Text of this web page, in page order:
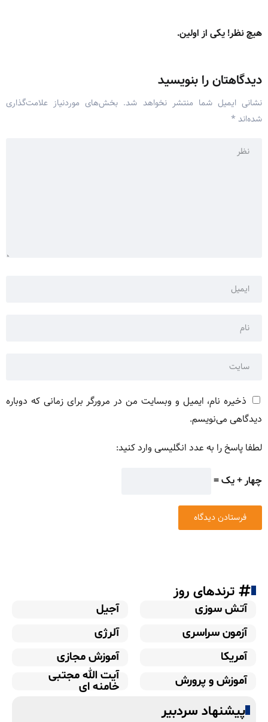
هیچ نظر! یکی از اولین.
دیدگاهتان را بنویسید
نشانی ایمیل شما منتشر نخواهد شد. بخش‌های موردنیاز علامت‌گذاری
شده‌اند *
ذخیره نام، ایمیل و وبسایت من در مرورگر برای زمانی که دوباره
دیدگاهی می‌نویسم.
لطفا پاسخ را به عدد انگلیسی وارد کنید:
چهار + یک =
ترندهای روز
آتش سوزی
آجیل
آزمون سراسری
آلرژی
آمریکا
آموزش مجازی
آموزش و پرورش
آیت الله مجتبی
خامنه ای
پیشنهاد سردبیر